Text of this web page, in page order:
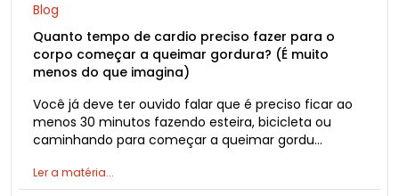
Blog
Quanto tempo de cardio preciso fazer para o
corpo começar a queimar gordura? (É muito
menos do que imagina)
Você já deve ter ouvido falar que é preciso ficar ao
menos 30 minutos fazendo esteira, bicicleta ou
caminhando para começar a queimar gordu…
Ler a matéria...